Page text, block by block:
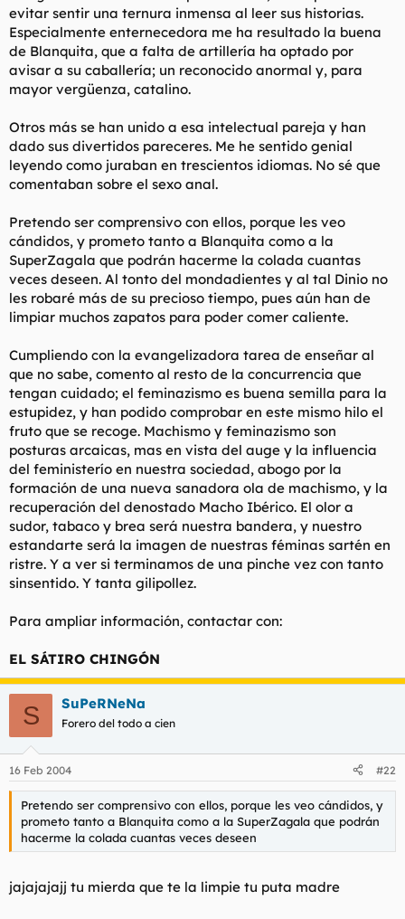
evitar sentir una ternura inmensa al leer sus historias.
Especialmente enternecedora me ha resultado la buena
de Blanquita, que a falta de artillería ha optado por
avisar a su caballería; un reconocido anormal y, para
mayor vergüenza, catalino.
Otros más se han unido a esa intelectual pareja y han
dado sus divertidos pareceres. Me he sentido genial
leyendo como juraban en trescientos idiomas. No sé que
comentaban sobre el sexo anal.
Pretendo ser comprensivo con ellos, porque les veo
cándidos, y prometo tanto a Blanquita como a la
SuperZagala que podrán hacerme la colada cuantas
veces deseen. Al tonto del mondadientes y al tal Dinio no
les robaré más de su precioso tiempo, pues aún han de
limpiar muchos zapatos para poder comer caliente.
Cumpliendo con la evangelizadora tarea de enseñar al
que no sabe, comento al resto de la concurrencia que
tengan cuidado; el feminazismo es buena semilla para la
estupidez, y han podido comprobar en este mismo hilo el
fruto que se recoge. Machismo y feminazismo son
posturas arcaicas, mas en vista del auge y la influencia
del feministerío en nuestra sociedad, abogo por la
formación de una nueva sanadora ola de machismo, y la
recuperación del denostado Macho Ibérico. El olor a
sudor, tabaco y brea será nuestra bandera, y nuestro
estandarte será la imagen de nuestras féminas sartén en
ristre. Y a ver si terminamos de una pinche vez con tanto
sinsentido. Y tanta gilipollez.
Para ampliar información, contactar con:
EL SÁTIRO CHINGÓN
S SuPeRNeNa
Forero del todo a cien
16 Feb 2004 #22
Pretendo ser comprensivo con ellos, porque les veo cándidos, y
prometo tanto a Blanquita como a la SuperZagala que podrán
hacerme la colada cuantas veces deseen
jajajajajj tu mierda que te la limpie tu puta madre